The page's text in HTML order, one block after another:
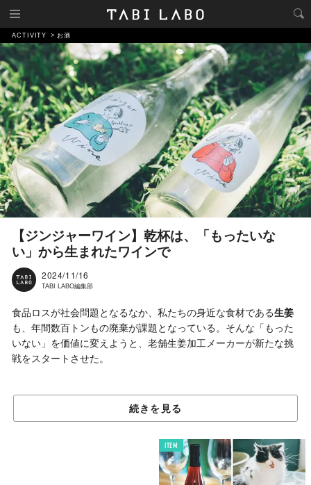
ACTIVITY お酒
【ジンジャーワイン】乾杯は、「もったいな
い」から生まれたワインで
2024/11/16
TABI LABO編集部
食品ロスが社会問題となるなか、私たちの身近な食材である生姜
も、年間数百トンもの廃棄が課題となっている。そんな「もった
いない」を価値に変えようと、老舗生姜加工メーカーが新たな挑
戦をスタートさせた。
規格外でも美味しい！
生姜がワインに生まれ変わる
生産から加工までを手がける「株式会社永豊フーズ」では、これ
まで年間約200～300トンもの生姜が、形やサイズが規格外である
という理由で廃棄されていた。品質に問題がないにも関わらず廃
続きを見る
ITEM